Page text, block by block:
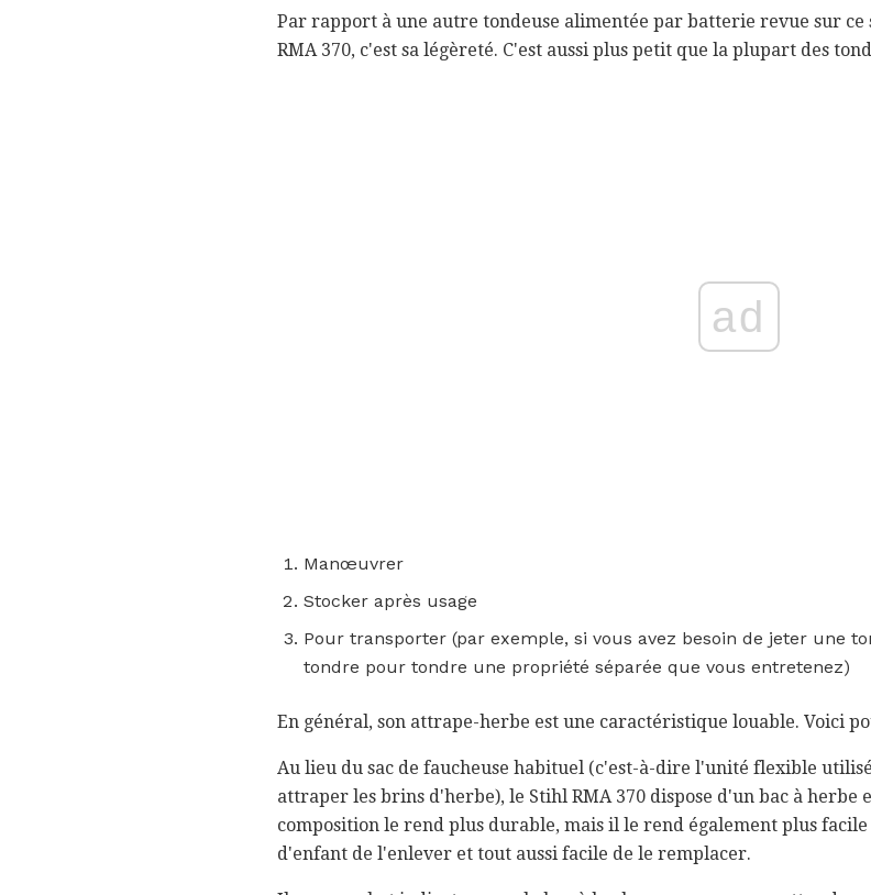
Par rapport à une autre tondeuse alimentée par batterie revue sur ce
RMA 370, c'est sa légèreté. C'est aussi plus petit que la plupart des
ad
Manœuvrer
Stocker après usage
Pour transporter (par exemple, si vous avez besoin de jeter une
tondre pour tondre une propriété séparée que vous entretenez)
En général, son attrape-herbe est une caractéristique louable. Voici
Au lieu du sac de faucheuse habituel (c'est-à-dire l'unité flexible
attraper les brins d'herbe), le Stihl RMA 370 dispose d'un bac à herbe
composition le rend plus durable, mais il le rend également plus
d'enfant de l'enlever et tout aussi facile de le remplacer.